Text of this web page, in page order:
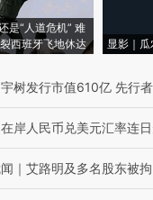
是“人道危机” 难
西班牙飞地休达
显影｜
宇树发行市值610亿 先行
在岸人民币兑美元汇率连
｜ 艾路明及多名股东被拘